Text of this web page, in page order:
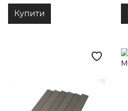
Купити